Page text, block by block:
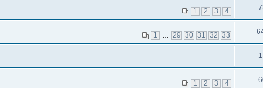
1 2 3 4
1 29 30 31 32 33
1 2 3 4